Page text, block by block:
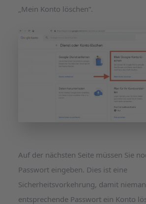
„Mein Konto löschen“.
Auf der nächsten Seite müssen Sie
Passwort eingeben. Dies ist eine
Sicherheitsvorkehrung, damit
entsprechende Passwort ein Konto